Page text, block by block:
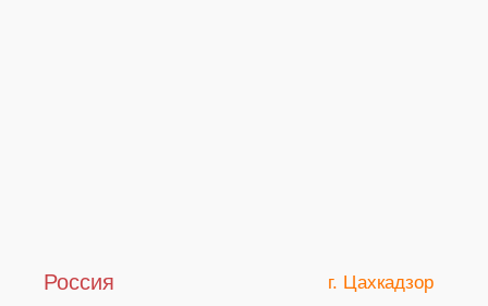
Россия г. Цахкадзор